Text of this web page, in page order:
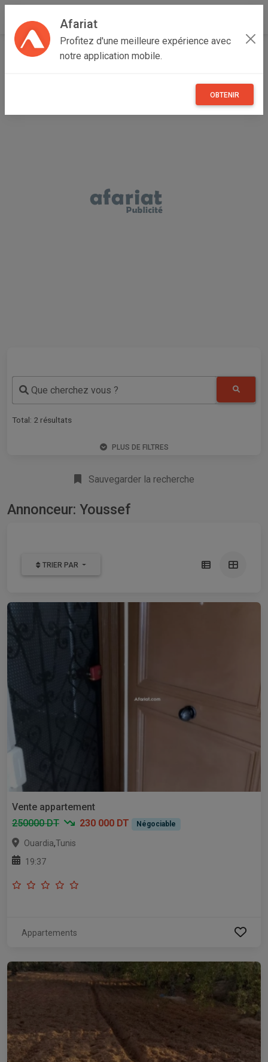
Afariat
Profitez d'une meilleure expérience avec
notre application mobile.
OBTENIR
Accueil Annonceur Youssef
Que cherchez vous ?
Total: 2 résultats
PLUS DE FILTRES
Sauvegarder la recherche
Annonceur: Youssef
TRIER PAR
Vente appartement
250000 DT
230 000 DT Négociable
Ouardia,Tunis
19:37
Appartements